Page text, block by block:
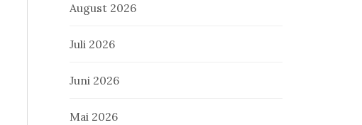
August 2026
Juli 2026
Juni 2026
Mai 2026